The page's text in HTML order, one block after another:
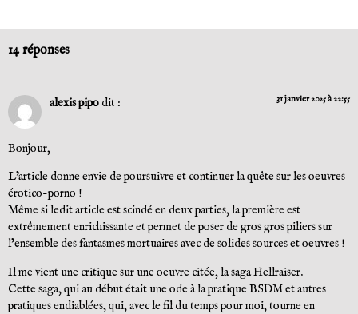
14 réponses
alexis pipo dit : 31 janvier 2025 à 22:55
Bonjour,
L’article donne envie de poursuivre et continuer la quête sur les oeuvres
érotico-porno !
Même si ledit article est scindé en deux parties, la première est
extrêmement enrichissante et permet de poser de gros gros piliers sur
l’ensemble des fantasmes mortuaires avec de solides sources et oeuvres !
Il me vient une critique sur une oeuvre citée, la saga Hellraiser.
Cette saga, qui au début était une ode à la pratique BSDM et autres
pratiques endiablées, qui, avec le fil du temps pour moi, tourne en